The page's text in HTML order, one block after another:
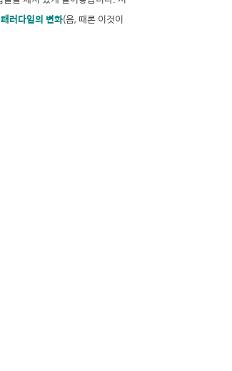
패러다임의 변화(음, 때론 이것이